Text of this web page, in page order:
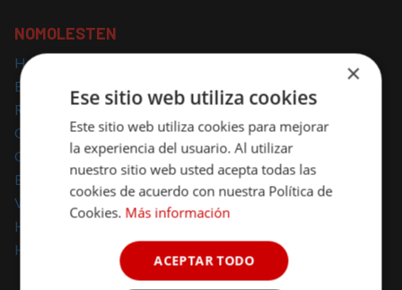
NOMOLESTEN
Hoteles con encanto
Escapadas con encanto
Regalar escapadas
Casas Rurales con encanto
Glamping
Escapadas Románticas
Vacaciones Familiares
Hoteles para mascotas
Hoteles solo para adultos
×
Ese sitio web utiliza cookies
Este sitio web utiliza cookies para mejorar
la experiencia del usuario. Al utilizar
nuestro sitio web usted acepta todas las
cookies de acuerdo con nuestra Política de
Cookies. Más información
ACEPTAR TODO